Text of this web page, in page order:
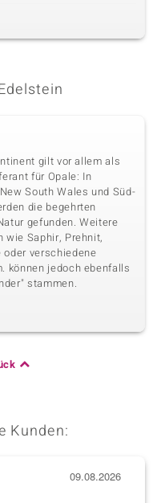
gilt vor allem als
für Opale: In
South Wales und Süd-
die begehrten
gefunden. Weitere
wie Saphir, Prehnit,
oder verschiedene
können jedoch ebenfalls
stammen.
Kunden:
09.08.2026